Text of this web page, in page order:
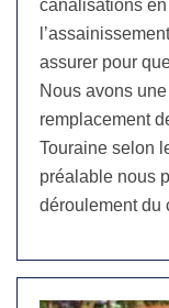
canalisations
assurer pour
Nous avons
remplacement
Touraine selon
préalable nous
déroulement du